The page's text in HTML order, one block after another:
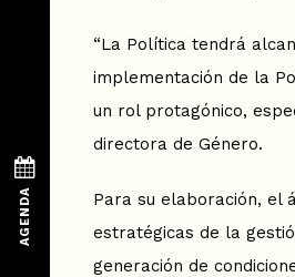
“La Política tendrá
implementación de la
un rol protagónico,
directora de Género.
Para su elaboración, el
estratégicas de la
generación de